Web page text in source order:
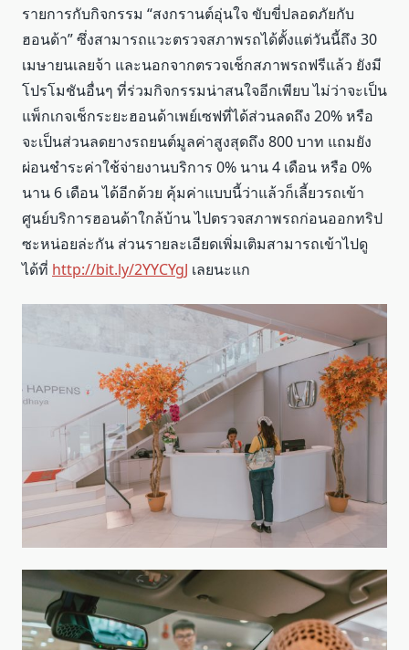
รายการกับกิจกรรม “สงกรานต์อุ่นใจ ขับขี่ปลอดภัยกับ
ฮอนด้า” ซึ่งสามารถแวะตรวจสภาพรถได้ตั้งแต่วันนี้ถึง 30
เมษายนเลยจ้า และนอกจากตรวจเช็กสภาพรถฟรีแล้ว ยังมี
โปรโมชันอื่นๆ ที่ร่วมกิจกรรมน่าสนใจอีกเพียบ ไม่ว่าจะเป็น
แพ็กเกจเช็กระยะฮอนด้าเพย์เซฟที่ได้ส่วนลดถึง 20% หรือ
จะเป็นส่วนลดยางรถยนต์มูลค่าสูงสุดถึง 800 บาท แถมยัง
ผ่อนชำระค่าใช้จ่ายงานบริการ 0% นาน 4 เดือน หรือ 0%
นาน 6 เดือน ได้อีกด้วย คุ้มค่าแบบนี้ว่าแล้วก็เลี้ยวรถเข้า
ศูนย์บริการฮอนด้าใกล้บ้าน ไปตรวจสภาพรถก่อนออกทริป
ซะหน่อยล่ะกัน ส่วนรายละเอียดเพิ่มเติมสามารถเข้าไปดู
ได้ที่ http://bit.ly/2YYCYgJ เลยนะแก